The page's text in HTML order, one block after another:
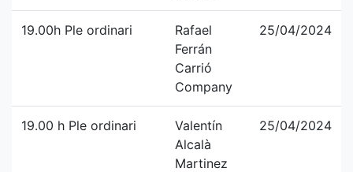
19.00h Ple ordinari
Rafael
Ferrán
Carrió
Company
25/04/2024
19.00 h Ple ordinari
Valentín
Alcalà
Martinez
25/04/2024